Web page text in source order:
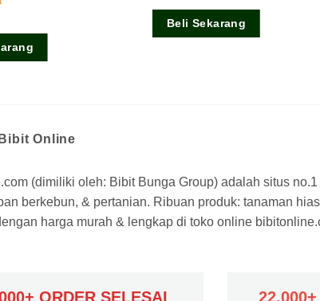
Beli Sekarang
Online
(dimiliki oleh: Bibit Bunga Group) adalah situs
berkebun, & pertanian. Ribuan produk: tanaman
harga murah & lengkap di toko online
ORDER SELESAI